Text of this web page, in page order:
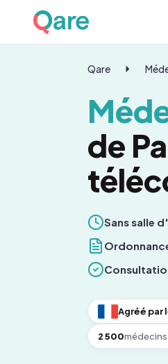
Qare
de
Sans salle
Agréé par
2 500